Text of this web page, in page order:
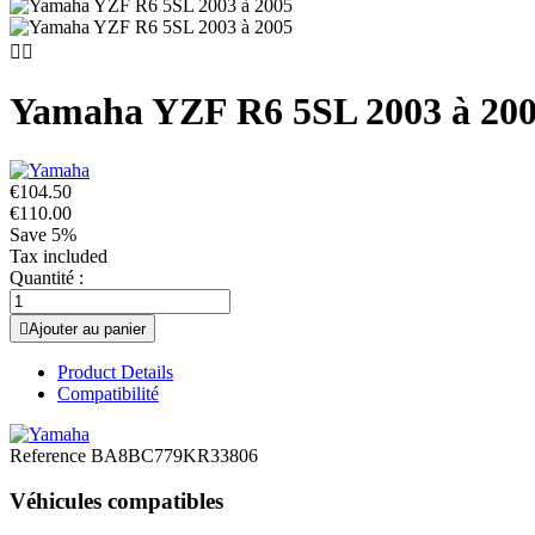
 
Yamaha YZF R6 5SL 2003 à
€104.50
€110.00
Save 5%
Tax included
Quantité :
Ajouter au panier
Product Details
Compatibilité
Reference BA8BC779KR33806
Véhicules compatibles